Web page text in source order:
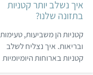
איך נשלב יותר קטניות
בתזונה שלנו?
קטניות הן משביעות, טעימות
ובריאות. איך נצליח לשלב
קטניות בארוחות היומיומיות